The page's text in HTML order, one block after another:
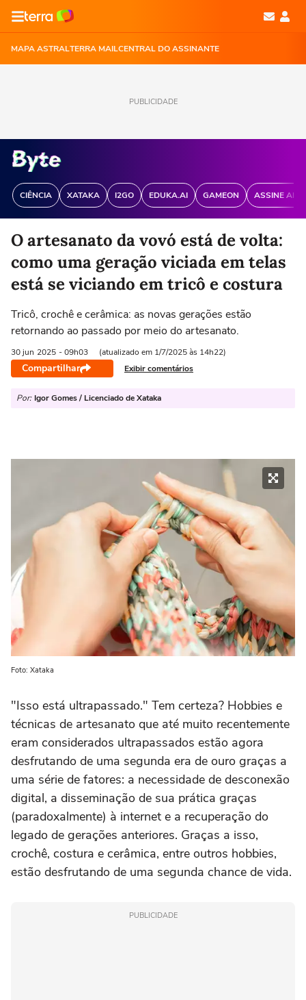
MAPA ASTRALTERRA MAILCENTRAL DO ASSINANTE
PUBLICIDADE
CIÊNCIA XATAKA I2GO EDUKA.AI GAMEON ASSINE
O artesanato da vovó está de volta:
como uma geração viciada em telas
está se viciando em tricô e costura
Tricô, crochê e cerâmica: as novas gerações estão
retornando ao passado por meio do artesanato.
30 jun 2025 - 09h03 (atualizado em 1/7/2025 às 14h22)
Compartilhar Exibir comentários
Por: Igor Gomes / Licenciado de Xataka
Foto: Xataka
"Isso está ultrapassado." Tem certeza? Hobbies e
técnicas de artesanato que até muito recentemente
eram considerados ultrapassados estão agora
desfrutando de uma segunda era de ouro graças a
uma série de fatores: a necessidade de desconexão
digital, a disseminação de sua prática graças
(paradoxalmente) à internet e a recuperação do
legado de gerações anteriores. Graças a isso,
crochê, costura e cerâmica, entre outros hobbies,
estão desfrutando de uma segunda chance de vida.
PUBLICIDADE